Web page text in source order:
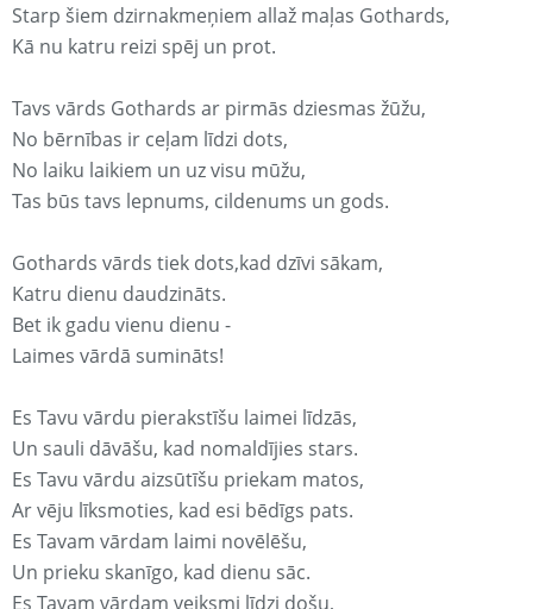
Starp šiem dzirnakmeņiem allaž maļas Gothards,
Kā nu katru reizi spēj un prot.
Tavs vārds Gothards ar pirmās dziesmas žūžu,
No bērnības ir ceļam līdzi dots,
No laiku laikiem un uz visu mūžu,
Tas būs tavs lepnums, cildenums un gods.
Gothards vārds tiek dots,kad dzīvi sākam,
Katru dienu daudzināts.
Bet ik gadu vienu dienu -
Laimes vārdā sumināts!
Es Tavu vārdu pierakstīšu laimei līdzās,
Un sauli dāvāšu, kad nomaldījies stars.
Es Tavu vārdu aizsūtīšu priekam matos,
Ar vēju līksmoties, kad esi bēdīgs pats.
Es Tavam vārdam laimi novēlēšu,
Un prieku skanīgo, kad dienu sāc.
Es Tavam vārdam veiksmi līdzi došu,